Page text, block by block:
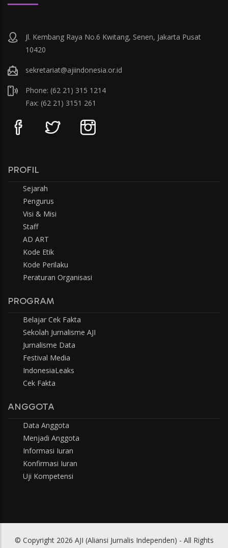
Jl. Kembang Raya No.6 Kwitang, Senen, Jakarta Pusat
10420
sekretariat@ajiindonesia.or.id
Phone: (62 21) 315 1214
Fax: (62 21) 3151 261
PROFIL
Sejarah
Pengurus
Visi & Misi
Staff
AD ART
Kode Etik
Kode Perilaku
Peraturan Organisasi
PROGRAM
Belajar Cek Fakta
Sekolah Jurnalisme AJI
Jurnalisme Data
Festival Media
IndonesiaLeaks
Cek Fakta
ANGGOTA
Data Anggota
Menjadi Anggota
Informasi Iuran
Konfirmasi Iuran
Uji Kompetensi
© Copyright 2026 AJI (Aliansi Jurnalis Independen) - All Rights